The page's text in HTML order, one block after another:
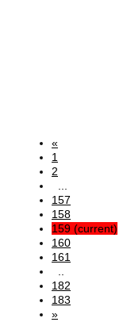
«
1
2
...
157
158
159 (current)
160
161
..
182
183
»